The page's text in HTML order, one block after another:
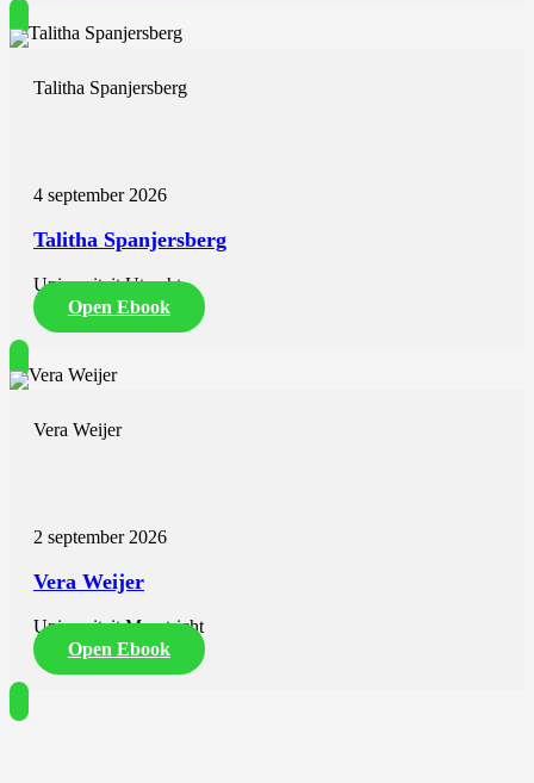
Talitha Spanjersberg
4 september 2026
Talitha Spanjersberg
Universiteit Utrecht
Open Ebook
Vera Weijer
2 september 2026
Vera Weijer
Universiteit Maastricht
Open Ebook